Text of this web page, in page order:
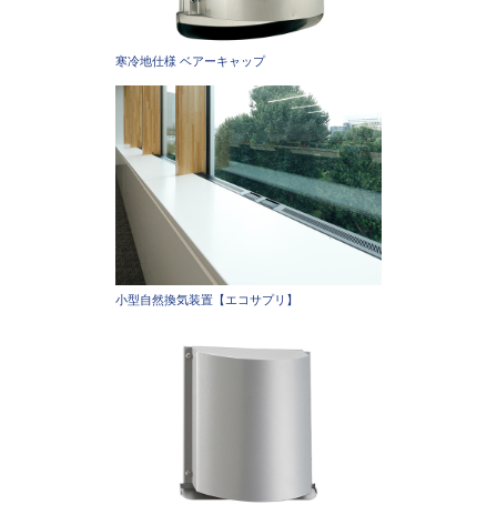
寒冷地仕様 ベアーキャップ
小型自然換気装置【エコサプリ】